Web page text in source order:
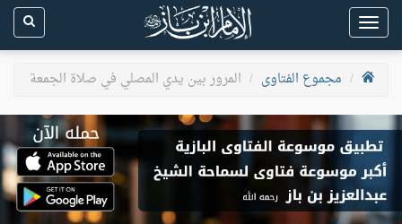
Toggle
navigation
مجموع الفتاوى
المرور بين يدي المصلي في صلاة الجمعة